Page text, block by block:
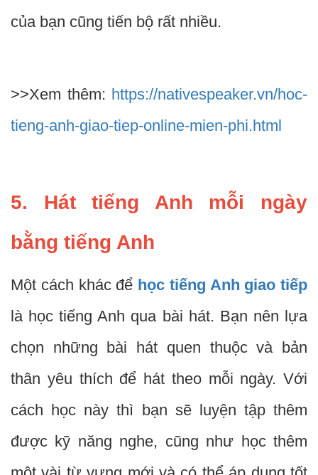
của bạn cũng tiến bộ rất nhiều.
>>Xem thêm: https://nativespeaker.vn/hoc-
tieng-anh-giao-tiep-online-mien-phi.html
5. Hát tiếng Anh mỗi ngày
bằng tiếng Anh
Một cách khác để học tiếng Anh giao tiếp
là học tiếng Anh qua bài hát. Bạn nên lựa
chọn những bài hát quen thuộc và bản
thân yêu thích để hát theo mỗi ngày. Với
cách học này thì bạn sẽ luyện tập thêm
được kỹ năng nghe, cũng như học thêm